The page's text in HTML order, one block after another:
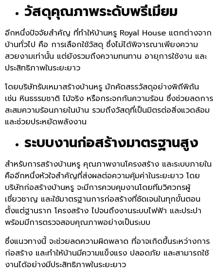
วัสดุคุณภาพระดับพรีเมียม
อีกหนึ่งปัจจัยสำคัญ ที่ทำให้บ้านหรู Royal House แตกต่างจาก
บ้านทั่วไป คือ การเลือกใช้วัสดุ ซึ่งไม่ได้พิจารณาเพียงความ
สวยงามเท่านั้น แต่ยังรวมถึงความทนทาน อายุการใช้งาน และ
ประสิทธิภาพในระยะยาว
โดยบริษัทรับเหมาสร้างบ้านหรู มักคัดสรรวัสดุอย่างพิถีพิถัน
เช่น หินธรรมชาติ ไม้จริง หรือกระจกกันความร้อน ซึ่งช่วยลดการ
สะสมความร้อนภายในบ้าน รวมถึงวัสดุที่เป็นมิตรต่อสิ่งแวดล้อม
และช่วยประหยัดพลังงาน
ระบบงานก่อสร้างมาตรฐานสูง
สำหรับการสร้างบ้านหรู คุณภาพงานโครงสร้าง และระบบภายใน
คืออีกหนึ่งหัวใจสำคัญที่ส่งผลต่อความคุ้มค่าในระยะยาว โดย
บริษัทก่อสร้างบ้านหรู จะมีการควบคุมงานโดยทีมวิศวกรผู้
เชี่ยวชาญ และใช้มาตรฐานการก่อสร้างที่ชัดเจนในทุกขั้นตอน
ตั้งแต่ฐานราก โครงสร้าง ไปจนถึงงานระบบไฟฟ้า และประปา
พร้อมมีการตรวจสอบคุณภาพอย่างเป็นระบบ
ซึ่งแนวทางนี้ จะช่วยลดความผิดพลาด ที่อาจเกิดขึ้นระหว่างการ
ก่อสร้าง และทำให้บ้านมีความแข็งแรง ปลอดภัย และสามารถใช้
งานได้อย่างมีประสิทธิภาพในระยะยาว